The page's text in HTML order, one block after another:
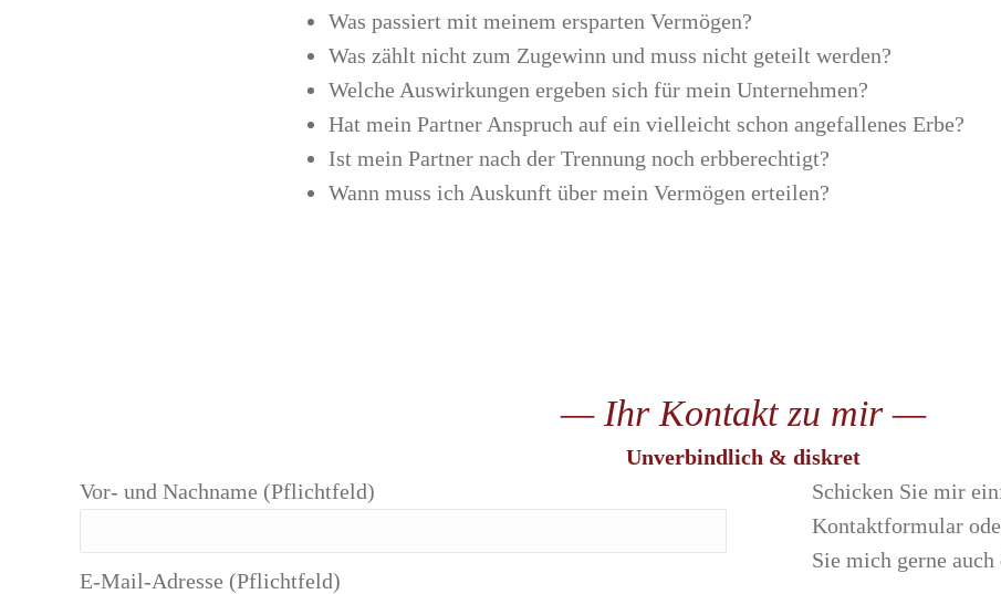
Was passiert mit meinem ersparten Vermögen?
Was zählt nicht zum Zugewinn und muss nicht geteilt werden?
Welche Auswirkungen ergeben sich für mein Unternehmen?
Hat mein Partner Anspruch auf ein vielleicht schon angefallenes Erbe?
Ist mein Partner nach der Trennung noch erbberechtigt?
Wann muss ich Auskunft über mein Vermögen erteilen?
— Ihr Kontakt zu mir —
Unverbindlich & diskret
Vor- und Nachname (Pflichtfeld)
E-Mail-Adresse (Pflichtfeld)
Schicken Sie mir
Kontaktformular
Sie mich gerne